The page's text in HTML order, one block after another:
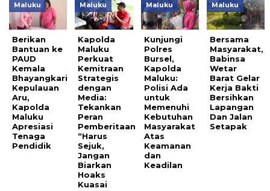
Maluku
Berikan
Bantuan ke
PAUD
Kemala
Bhayangkari
Kepulauan
Aru,
Kapolda
Maluku
Apresiasi
Tenaga
Pendidik
Maluku
Kapolda
Maluku
Perkuat
Kemitraan
Strategis
dengan
Media:
Tekankan
Peran
Pemberitaan
“Harus
Sejuk,
Jangan
Biarkan
Hoaks
Kuasai
Maluku
Kunjungi
Polres
Bursel,
Kapolda
Maluku:
Polisi Ada
untuk
Memenuhi
Kebutuhan
Masyarakat
Atas
Keamanan
dan
Keadilan
Maluku
Bersama
Masyarakat,
Babinsa
Wetar
Barat Gelar
Kerja Bakti
Bersihkan
Lapangan
Dan Jalan
Setapak